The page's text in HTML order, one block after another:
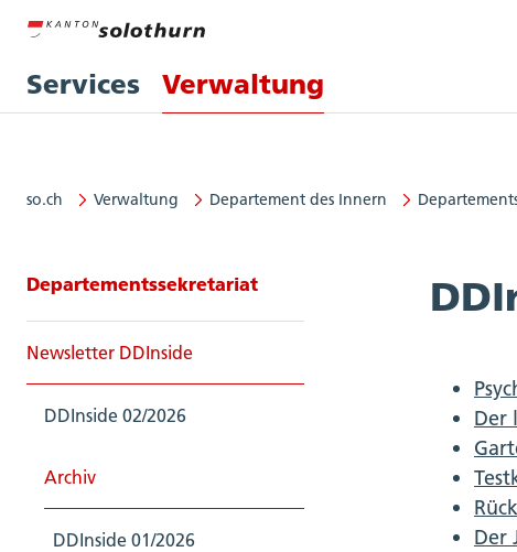
Services Verwaltung
so.ch Verwaltung Departement des Innern
Seitennavigation:
Departementssekretariat
Newsletter DDInside
DDInside 02/2026
Archiv
DDInside 01/2026
Der
Der